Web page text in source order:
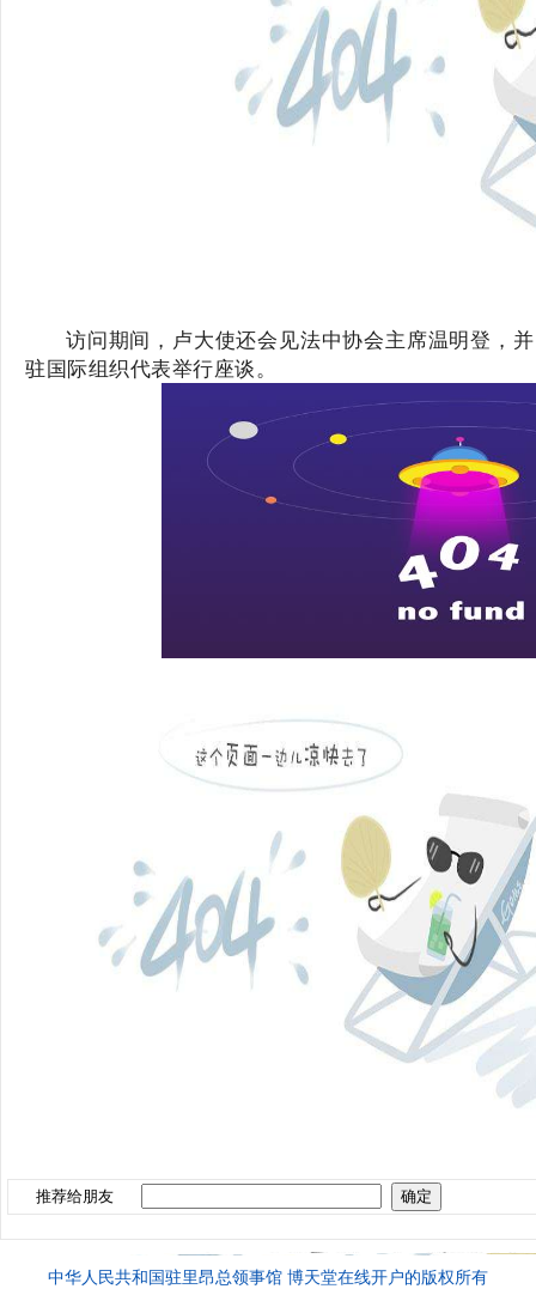
访问期间，卢大使还会见法中协会主席温明登，
驻国际组织代表举行座谈。
推荐给朋友
中华人民共和国驻里昂总领事馆 博天堂在线开户的版权所有